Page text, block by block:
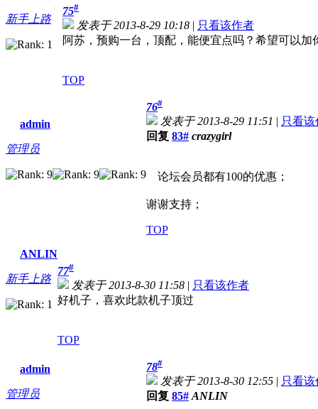
新手上路
75#
发表于 2013-8-29 10:18 | 只看该作者
阿苏，预购一台，顶配，能便宜点吗？希望可以加
TOP
admin
管理员
76#
发表于 2013-8-29 11:51 | 只看该
回复 83# crazygirl
论坛会员都有100的优惠；
谢谢支持；
TOP
ANLIN
新手上路
77#
发表于 2013-8-30 11:58 | 只看该作者
好机子，喜欢此款机子顶过
TOP
admin
管理员
78#
发表于 2013-8-30 12:55 | 只看该
回复 85# ANLIN